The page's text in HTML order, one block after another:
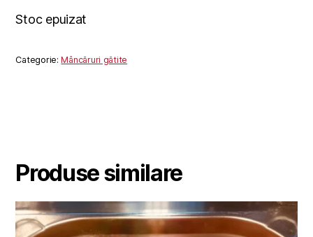
Stoc epuizat
Categorie:Mâncăruri gătite
Produse similare